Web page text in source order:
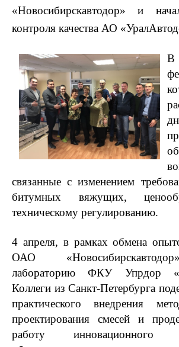
«Новосибирскавтодор» и
контроля качества АО
В
связанные с изменением
битумных вяжущих,
техническому регулированию.
4 апреля, в рамках обмена
ОАО
лабораторию ФКУ Упрдор
Коллеги из Санкт-Петербурга
практического внедрения
проектирования смесей и
работу инновационного